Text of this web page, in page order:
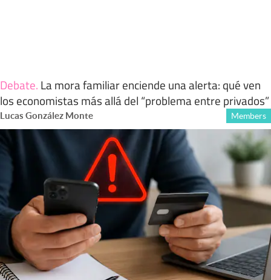
Debate. La mora familiar enciende una alerta: qué ven
los economistas más allá del “problema entre privados”
Lucas González Monte Members